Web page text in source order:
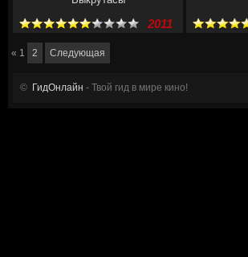
2011
« 1 2 Следующая
© ГидОнлайн - Твой гид в мире кино!